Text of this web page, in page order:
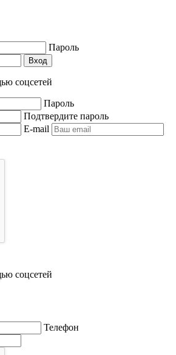
Пароль
Вход
соцсетей
Пароль
Подтвердите пароль
E-mail
соцсетей
Телефон